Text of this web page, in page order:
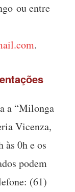
ou entre
.
a “Milonga
Vicenza,
às 0h e os
podem
(61)